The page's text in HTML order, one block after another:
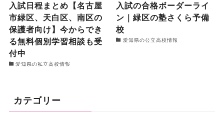
入試日程まとめ【名古屋
市緑区、天白区、南区の
保護者向け】今からでき
る無料個別学習相談も受
付中
愛知県の私立高校情報
入試の合格ボーダーライ
ン｜緑区の塾さくら予備
校
愛知県の公立高校情報
カテゴリー